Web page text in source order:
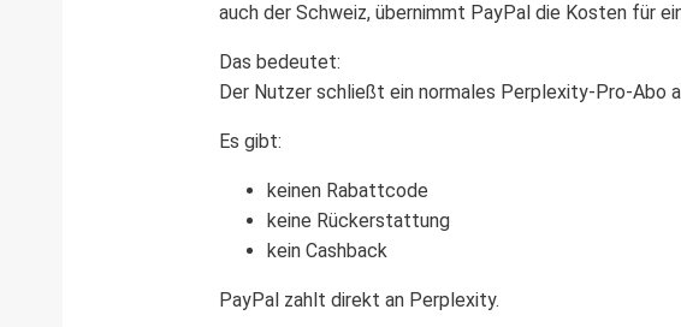
auch der Schweiz, übernimmt PayPal die Kosten für
Das bedeutet:
Der Nutzer schließt ein normales Perplexity-Pro-Abo
Es gibt:
keinen Rabattcode
keine Rückerstattung
kein Cashback
PayPal zahlt direkt an Perplexity.